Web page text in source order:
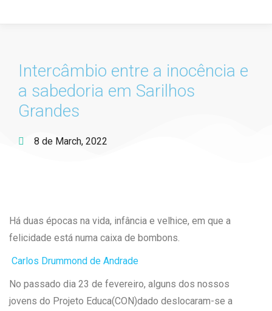
Intercâmbio entre a inocência e
a sabedoria em Sarilhos
Grandes
8 de March, 2022
Há duas épocas na vida, infância e velhice, em que a
felicidade está numa caixa de bombons.
Carlos Drummond de Andrade
No passado dia 23 de fevereiro, alguns dos nossos
jovens do Projeto Educa(CON)dado deslocaram-se a